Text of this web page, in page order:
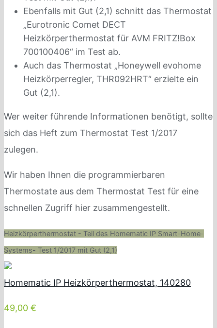
Ebenfalls mit Gut (2,1) schnitt das Thermostat
„Eurotronic Comet DECT
Heizkörperthermostat für AVM FRITZ!Box
700100406“ im Test ab.
Auch das Thermostat „Honeywell evohome
Heizkörperregler, THR092HRT“ erzielte ein
Gut (2,1).
Wer weiter führende Informationen benötigt, sollte
sich das Heft zum Thermostat Test 1/2017
zulegen.
Wir haben Ihnen die programmierbaren
Thermostate aus dem Thermostat Test für eine
schnellen Zugriff hier zusammengestellt.
Heizkörperthermostat - Teil des Homematic IP Smart-Home-
Systems- Test 1/2017 mit Gut (2,1)
Homematic IP Heizkörperthermostat, 140280
49,00 €